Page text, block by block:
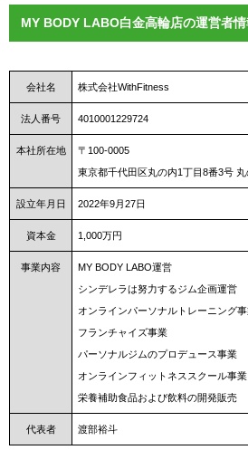
MY BODY LABO白金高輪店の運営者情
会社名 株式会社WithFitness
法人番号 4010001229724
本社所在地
〒100-0005
東京都千代田区丸の内1丁目8番3号
設立年月日 2022年9月27日
資本金 1,000万円
事業内容
MY BODY LABO運営
シンデレラは努力するジム企画運営
オンラインパーソナルトレーニング
フランチャイズ事業
パーソナルジムのプロデュース事業
オンラインフィットネススクール事業
栄養補助食品および飲料の開発販売
代表者 渡部裕斗